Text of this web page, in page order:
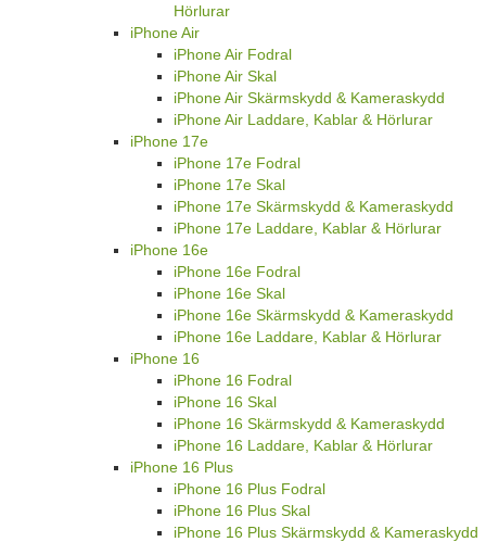
Hörlurar
iPhone Air
iPhone Air Fodral
iPhone Air Skal
iPhone Air Skärmskydd & Kameraskydd
iPhone Air Laddare, Kablar & Hörlurar
iPhone 17e
iPhone 17e Fodral
iPhone 17e Skal
iPhone 17e Skärmskydd & Kameraskydd
iPhone 17e Laddare, Kablar & Hörlurar
iPhone 16e
iPhone 16e Fodral
iPhone 16e Skal
iPhone 16e Skärmskydd & Kameraskydd
iPhone 16e Laddare, Kablar & Hörlurar
iPhone 16
iPhone 16 Fodral
iPhone 16 Skal
iPhone 16 Skärmskydd & Kameraskydd
iPhone 16 Laddare, Kablar & Hörlurar
iPhone 16 Plus
iPhone 16 Plus Fodral
iPhone 16 Plus Skal
iPhone 16 Plus Skärmskydd & Kameraskydd